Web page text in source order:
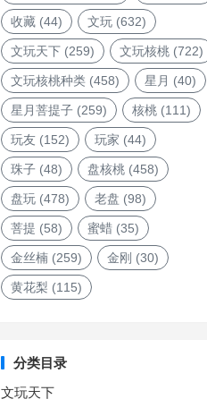
收藏 (44) 文玩 (632)
文玩天下 (259) 文玩核桃 (722)
文玩核桃种类 (458) 星月 (40)
星月菩提子 (259) 核桃 (111)
玩友 (152) 玩家 (44)
珠子 (48) 盘核桃 (458)
盘玩 (478) 老盘 (98)
菩提 (58) 蜜蜡 (35)
金丝楠 (259) 金刚 (30)
黄花梨 (115)
分类目录
文玩天下